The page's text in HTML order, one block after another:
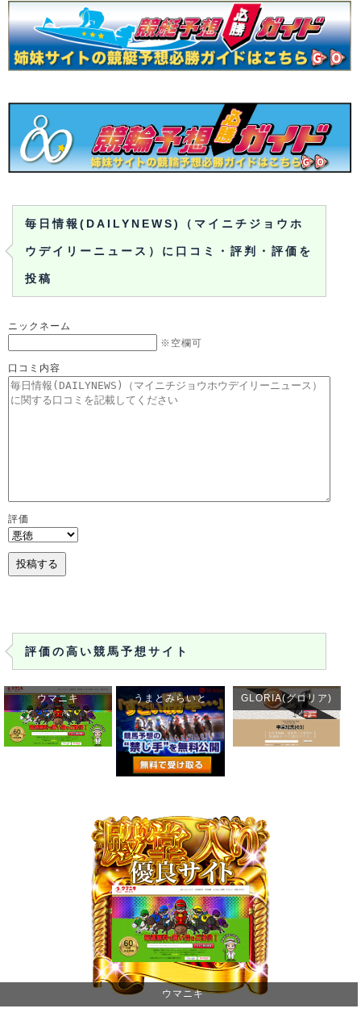
毎日情報(DAILYNEWS)（マイニチジョウホ
ウデイリーニュース）に口コミ・評判・評価を
投稿
ニックネーム
※空欄可
口コミ内容
評価
評価の高い競馬予想サイト
ウマニキ うまとみらいと GLORIA(グロリア)
ウマニキ